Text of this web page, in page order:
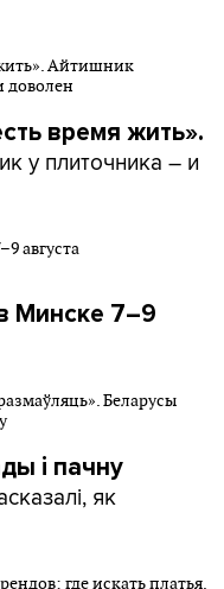
время жить».
у плиточника – и
Минске 7–9
і пачну
як